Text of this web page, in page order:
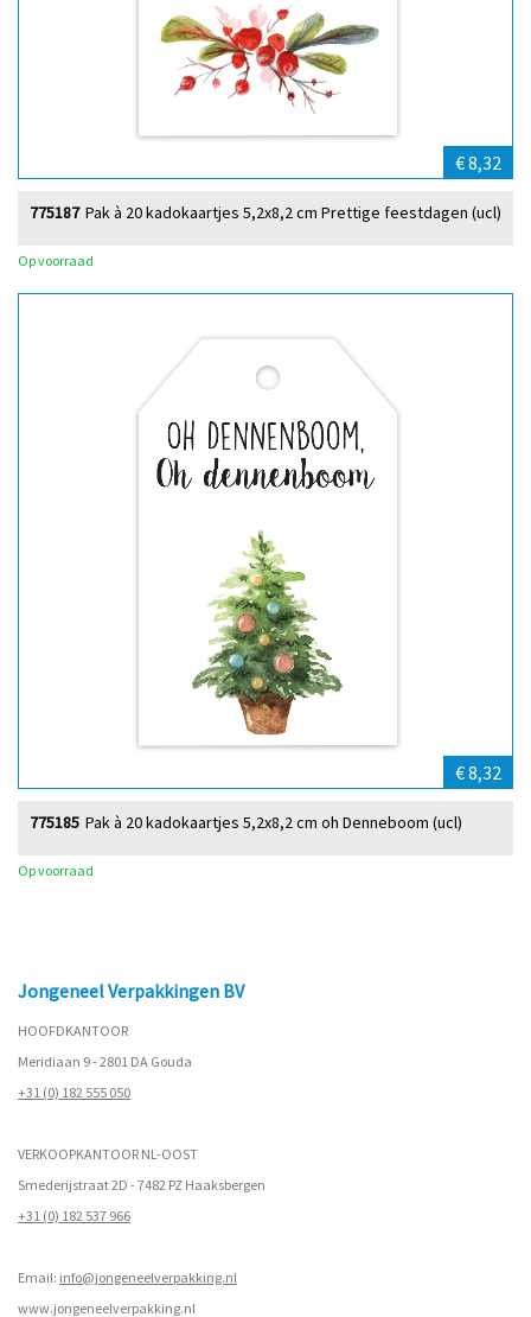
€ 8,32
Pak à 20 kadokaartjes 5,2x8,2 cm Prettige feestdagen (ucl)
775187
Op voorraad
€ 8,32
Pak à 20 kadokaartjes 5,2x8,2 cm oh Denneboom (ucl)
775185
Op voorraad
Jongeneel Verpakkingen BV
HOOFDKANTOOR
Meridiaan 9 - 2801 DA Gouda
+31 (0) 182 555 050
VERKOOPKANTOOR NL-OOST
Smederijstraat 2D - 7482 PZ Haaksbergen
+31 (0) 182 537 966
Email: info@jongeneelverpakking.nl
www.jongeneelverpakking.nl